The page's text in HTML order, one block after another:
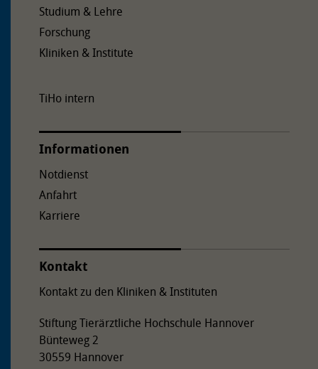
Studium & Lehre
Forschung
Kliniken & Institute
TiHo intern
Informationen
Notdienst
Anfahrt
Karriere
Kontakt
Kontakt zu den Kliniken & Instituten
Stiftung Tierärztliche Hochschule Hannover
Bünteweg 2
30559 Hannover